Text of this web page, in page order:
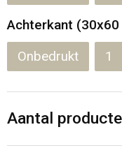
Achterkant (30x60
Onbedrukt 1
Aantal